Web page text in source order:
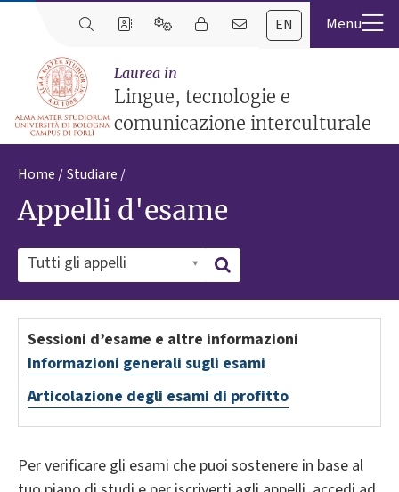
EN
Laurea in
Lingue, tecnologie e
comunicazione interculturale
Home Studiare
Appelli d'esame
Tutti gli appelli
Sessioni d’esame e altre informazioni
Informazioni generali sugli esami
Articolazione degli esami di profitto
Per verificare gli esami che puoi sostenere in base al